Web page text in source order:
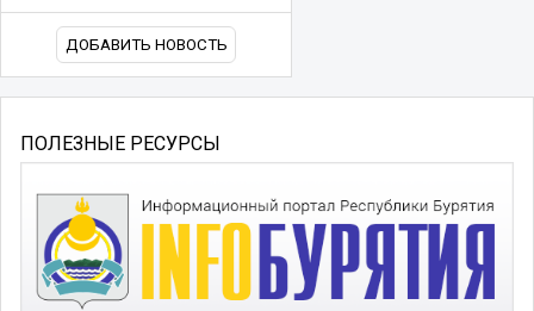
ДОБАВИТЬ НОВОСТЬ
ПОЛЕЗНЫЕ РЕСУРСЫ